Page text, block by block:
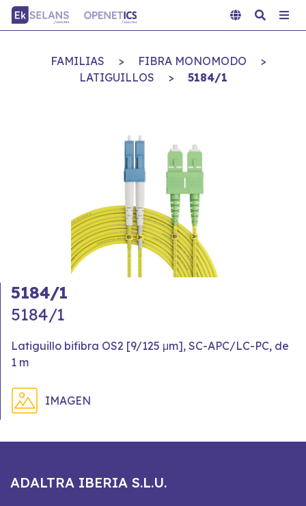
FAMILIAS > FIBRA MONOMODO
>
LATIGUILLOS
> 5184/1
5184/1
5184/1
Latiguillo bifibra OS2 [9/125 μm], SC-APC/LC-PC, de
1 m
IMAGEN
ADALTRA IBERIA S.L.U.